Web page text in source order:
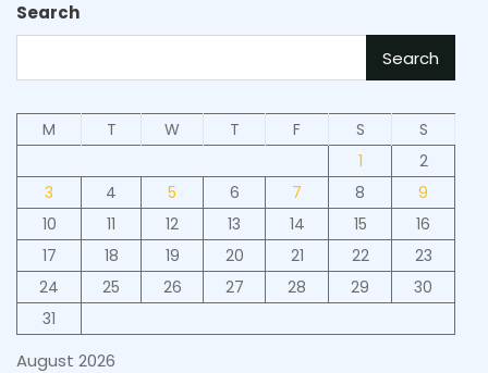
Search
Search
August 2026
M T W T F S
S
1
2
3
4 5 6 7 8
9
10
11 12 13 14 15
16
17
18 19 20 21 22
23
24
25 26 27 28 29
30
31